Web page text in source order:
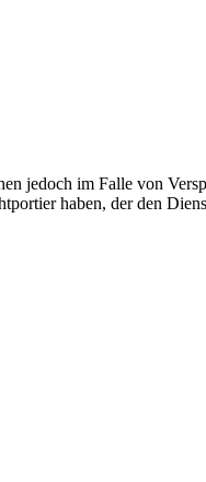
jedoch im Falle von
haben, der den